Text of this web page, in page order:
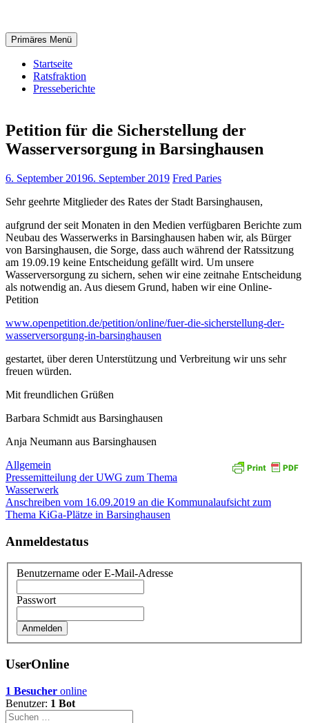
springen
Primäres Menü
Startseite
Ratsfraktion
Presseberichte
Petition für die Sicherstellung der
Wasserversorgung in Barsinghausen
6. September 20196. September 2019 Fred Paries
Sehr geehrte Mitglieder des Rates der Stadt Barsinghausen,
aufgrund der seit Monaten in den Medien verfügbaren Berichte zum
Neubau des Wasserwerks in Barsinghausen haben wir, als Bürger
von Barsinghausen, die Sorge, dass auch während der Ratssitzung
am 19.09.19 keine Entscheidung gefällt wird. Um unsere
Wasserversorgung zu sichern, sehen wir eine zeitnahe Entscheidung
als notwendig an. Aus diesem Grund, haben wir eine Online-
Petition
www.openpetition.de/petition/online/fuer-die-sicherstellung-der-
wasserversorgung-in-barsinghausen
gestartet, über deren Unterstützung und Verbreitung wir uns sehr
freuen würden.
Mit freundlichen Grüßen
Barbara Schmidt aus Barsinghausen
Anja Neumann aus Barsinghausen
Allgemein
Beitragsnavigation
Pressemitteilung der UWG zum Thema
Wasserwerk
Anschreiben vom 16.09.2019 an die Kommunalaufsicht zum
Thema KiGa-Plätze in Barsinghausen
Anmeldestatus
Benutzername oder E-Mail-Adresse
Passwort
UserOnline
1 Besucher online
Benutzer: 1 Bot